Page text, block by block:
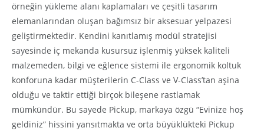
örneğin yükleme alanı kaplamaları ve çeşitli tasarım
elemanlarından oluşan bağımsız bir aksesuar yelpazesi
geliştirmektedir. Kendini kanıtlamış modül stratejisi
sayesinde iç mekanda kusursuz işlenmiş yüksek kaliteli
malzemeden, bilgi ve eğlence sistemi ile ergonomik koltuk
konforuna kadar müşterilerin C-Class ve V-Class’tan aşina
olduğu ve taktir ettiği birçok bileşene rastlamak
mümkündür. Bu sayede Pickup, markaya özgü “Evinize hoş
geldiniz” hissini yansıtmakta ve orta büyüklükteki Pickup